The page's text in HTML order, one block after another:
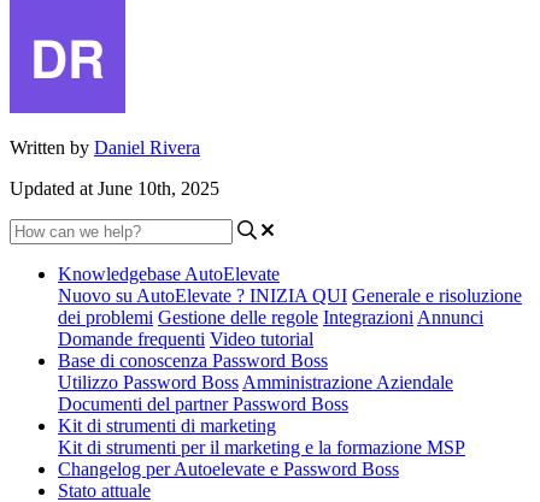
Written by Daniel Rivera
Updated at June 10th, 2025
Knowledgebase AutoElevate
Nuovo su AutoElevate ? INIZIA QUI Generale e risoluzione
dei problemi Gestione delle regole Integrazioni Annunci
Domande frequenti Video tutorial
Base di conoscenza Password Boss
Utilizzo Password Boss Amministrazione Aziendale
Documenti del partner Password Boss
Kit di strumenti di marketing
Kit di strumenti per il marketing e la formazione MSP
Changelog per Autoelevate e Password Boss
Stato attuale